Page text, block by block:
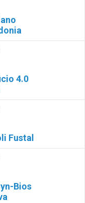
4.0
Fustal
Bios